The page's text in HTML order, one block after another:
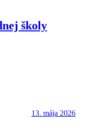
školy
13. mája 2026